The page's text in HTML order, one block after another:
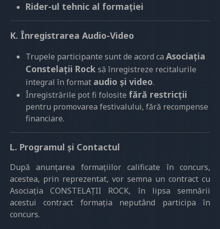
Rider-ul tehnic al formației
K. Înregistrarea Audio-Video
Trupele participante sunt de acord ca Asociația
Constelații Rocksă înregistreze recitalurile
integral în format audio și video.
Înregistrările pot fi folosite fără restricții
pentru promovarea festivalului, fără recompense
financiare.
L. Programul și Contactul
După anunțarea formațiilor calificate în concurs,
acestea, prin reprezentat, vor semna un contract cu
Asociația CONSTELAȚII ROCK, în lipsa semnării
acestui contract formația neputând participa în
concurs.